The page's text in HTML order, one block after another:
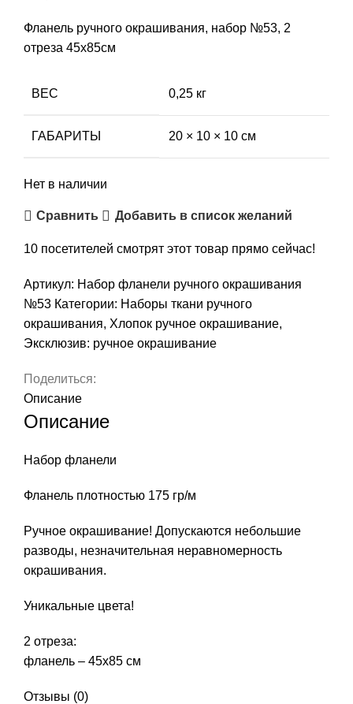
Фланель ручного окрашивания, набор №53, 2
отреза 45х85см
ВЕС 0,25 кг
ГАБАРИТЫ 20 × 10 × 10 см
Нет в наличии
Сравнить Добавить в список желаний
10 посетителей смотрят этот товар прямо сейчас!
Артикул: Набор фланели ручного окрашивания
№53 Категории: Наборы ткани ручного
окрашивания, Хлопок ручное окрашивание,
Эксклюзив: ручное окрашивание
Поделиться:
Описание
Описание
Набор фланели
Фланель плотностью 175 гр/м
Ручное окрашивание! Допускаются небольшие
разводы, незначительная неравномерность
окрашивания.
Уникальные цвета!
2 отреза:
фланель – 45х85 см
Отзывы (0)